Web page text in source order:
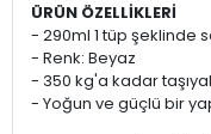
ÜRÜN ÖZELLİKLERİ
- 290ml 1 tüp şeklinde
- Renk: Beyaz
- 350 kg'a kadar
- Yoğun ve güçlü bir